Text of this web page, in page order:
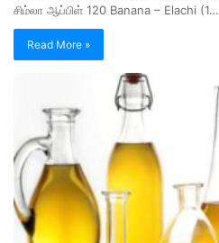
சிம்லா ஆப்பிள் 120 Banana – Elachi (1…
Read More »